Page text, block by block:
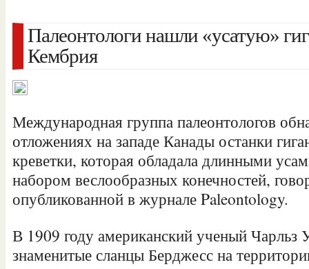
Палеонтологи нашли «усатую»
Кембрия
Международная группа палеонтологов
отложениях на западе Канады останки
креветки, которая обладала длинными
набором веслообразных конечностей,
опубликованной в журнале Paleontology.
В 1909 годуамериканский ученый Чарльз
знаменитые сланцы Берджесс на